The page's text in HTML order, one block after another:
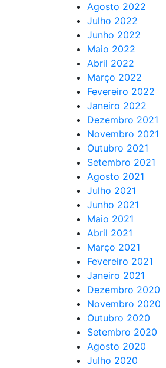
Agosto 2022
Julho 2022
Junho 2022
Maio 2022
Abril 2022
Março 2022
Fevereiro 2022
Janeiro 2022
Dezembro 2021
Novembro 2021
Outubro 2021
Setembro 2021
Agosto 2021
Julho 2021
Junho 2021
Maio 2021
Abril 2021
Março 2021
Fevereiro 2021
Janeiro 2021
Dezembro 2020
Novembro 2020
Outubro 2020
Setembro 2020
Agosto 2020
Julho 2020